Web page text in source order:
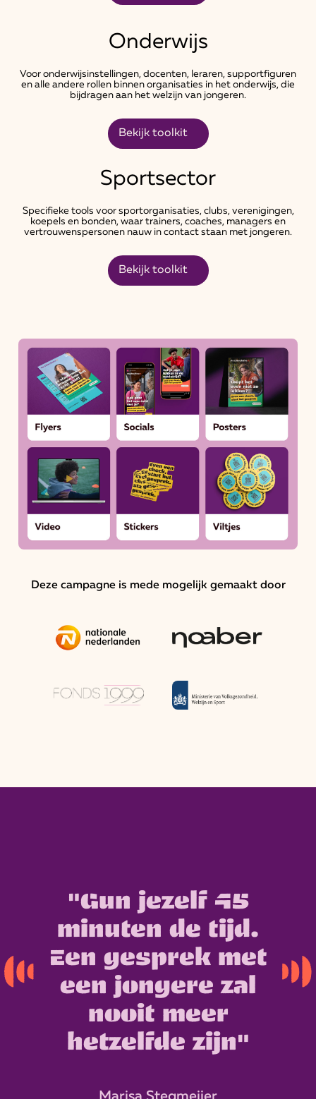
Onderwijs
Voor onderwijsinstellingen, docenten, leraren, supportfiguren
en alle andere rollen binnen organisaties in het onderwijs, die
bijdragen aan het welzijn van jongeren.
Bekijk toolkit
Sportsector
Specifieke tools voor sportorganisaties, clubs, verenigingen,
koepels en bonden, waar trainers, coaches, managers en
vertrouwenspersonen nauw in contact staan met jongeren.
Bekijk toolkit
Deze campagne is mede mogelijk gemaakt door
"Gun jezelf 45
minuten de tijd.
Een gesprek met
een jongere zal
nooit meer
hetzelfde zijn"
Marisa Stegmeijer